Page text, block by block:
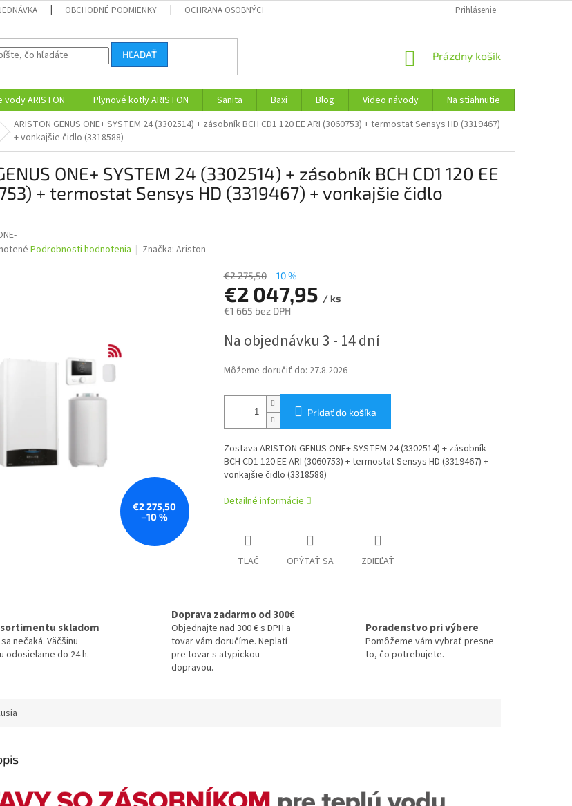
OBCHODNÉ PODMIENKY OCHRANA OSOBNÝCH ÚDAJOV Prihlásenie
HĽADAŤ
NÁKUPNÝ
Prázdny košík
ARISTON Plynové kotly ARISTON Sanita Baxi Blog Video návody Na stiahnutie
ARISTON GENUS ONE+ SYSTEM 24 (3302514) + zásobník BCH CD1 120 EE ARI (3060753) + termostat Sensys HD (3319467)
+ vonkajšie čidlo (3318588)
ONE+ SYSTEM 24 (3302514) + zásobník BCH CD1 120 EE
+ termostat Sensys HD (3319467) + vonkajšie čidlo
Podrobnosti hodnotenia Značka:Ariston
€2 275,50
–10 %
€2 275,50 –10 %
€2 047,95 / ks
€1 665 bez DPH
cena:
Na objednávku 3 - 14 dní
Môžeme doručiť do: 27.8.2026
Pridať do košíka
Zostava ARISTON GENUS ONE+ SYSTEM 24 (3302514) + zásobník
BCH CD1 120 EE ARI (3060753) + termostat Sensys HD (3319467) +
vonkajšie čidlo (3318588)
Detailné informácie
TLAČ OPÝTAŤ SA ZDIEĽAŤ
sortimentu skladom
nečaká. Väčšinu
odosielame do 24 h.
Doprava zadarmo od 300€
Objednajte nad 300 € s DPH a
tovar vám doručíme. Neplatí
pre tovar s atypickou
dopravou.
Poradenstvo pri výbere
Pomôžeme vám vybrať presne
to, čo potrebujete.